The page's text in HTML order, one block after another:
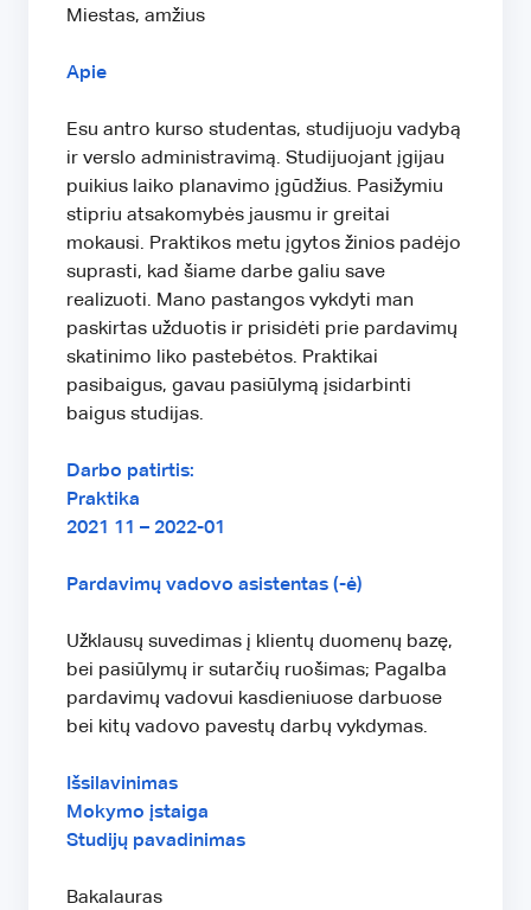
Miestas, amžius
Apie
Esu antro kurso studentas, studijuoju vadybą
ir verslo administravimą. Studijuojant įgijau
puikius laiko planavimo įgūdžius. Pasižymiu
stipriu atsakomybės jausmu ir greitai
mokausi. Praktikos metu įgytos žinios padėjo
suprasti, kad šiame darbe galiu save
realizuoti. Mano pastangos vykdyti man
paskirtas užduotis ir prisidėti prie pardavimų
skatinimo liko pastebėtos. Praktikai
pasibaigus, gavau pasiūlymą įsidarbinti
baigus studijas.
Darbo patirtis:
Praktika
2021 11 – 2022-01
Pardavimų vadovo asistentas (-ė)
Užklausų suvedimas į klientų duomenų bazę,
bei pasiūlymų ir sutarčių ruošimas; Pagalba
pardavimų vadovui kasdieniuose darbuose
bei kitų vadovo pavestų darbų vykdymas.
Išsilavinimas
Mokymo įstaiga
Studijų pavadinimas
Bakalauras